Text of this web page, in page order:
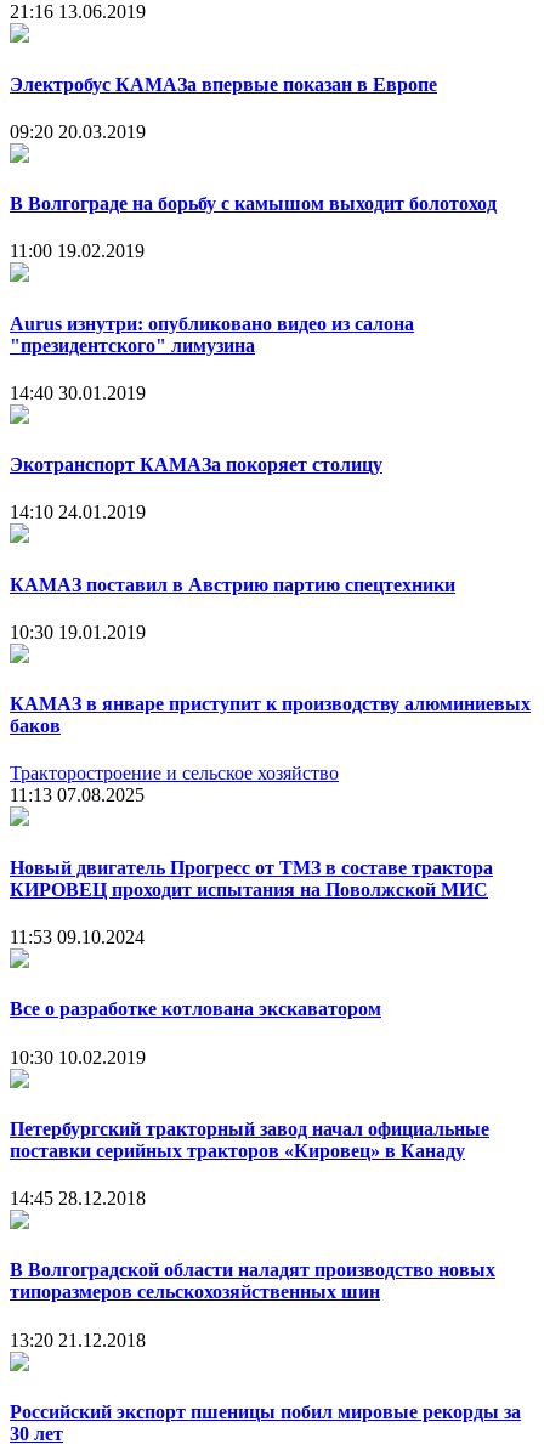
21:16 13.06.2019
Электробус КАМАЗа впервые показан в Европе
09:20 20.03.2019
В Волгограде на борьбу с камышом выходит болотоход
11:00 19.02.2019
Aurus изнутри: опубликовано видео из салона
"президентского" лимузина
14:40 30.01.2019
Экотранспорт КАМАЗа покоряет столицу
14:10 24.01.2019
КАМАЗ поставил в Австрию партию спецтехники
10:30 19.01.2019
КАМАЗ в январе приступит к производству алюминиевых
баков
Тракторостроение и сельское хозяйство
11:13 07.08.2025
Новый двигатель Прогресс от ТМЗ в составе трактора
КИРОВЕЦ проходит испытания на Поволжской МИС
11:53 09.10.2024
Все о разработке котлована экскаватором
10:30 10.02.2019
Петербургский тракторный завод начал официальные
поставки серийных тракторов «Кировец» в Канаду
14:45 28.12.2018
В Волгоградской области наладят производство новых
типоразмеров сельскохозяйственных шин
13:20 21.12.2018
Российский экспорт пшеницы побил мировые рекорды за
30 лет